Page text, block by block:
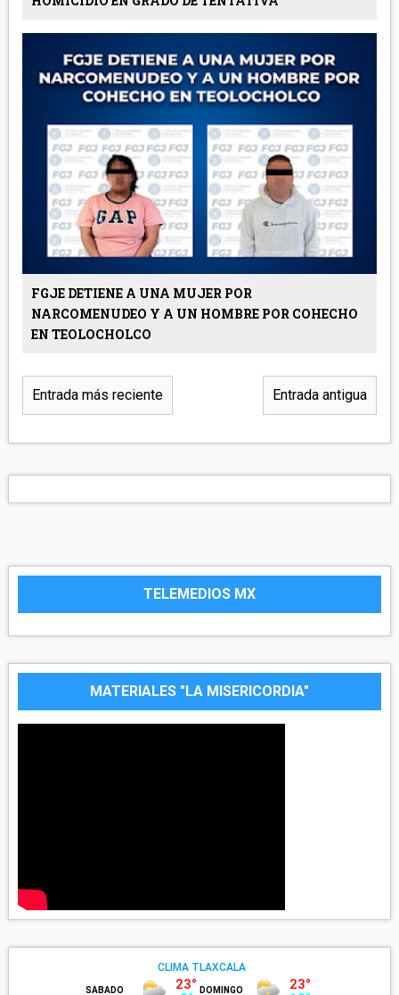
FGJE DETIENE A UNA MUJER POR
NARCOMENUDEO Y A UN HOMBRE POR COHECHO
EN TEOLOCHOLCO
Entrada más reciente Entrada antigua
TELEMEDIOS MX
MATERIALES "LA MISERICORDIA"